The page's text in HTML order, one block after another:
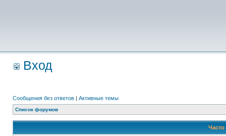
Вход
Сообщения без ответов | Активные темы
Список форумов